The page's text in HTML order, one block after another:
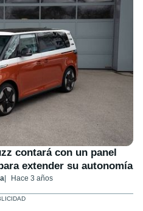
contará con un panel
extender su autonomía
Hace 3 años